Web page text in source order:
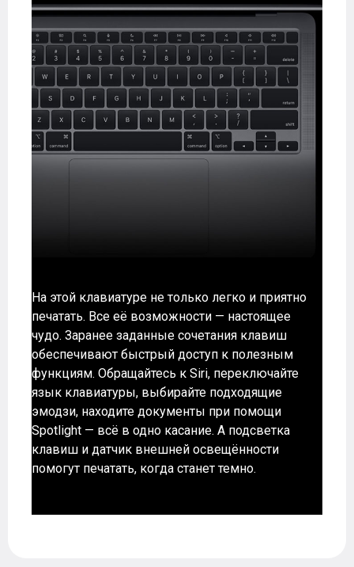
На этой клавиатуре не только легко и приятно
печатать. Все её возможности — настоящее
чудо. Заранее заданные сочетания клавиш
обеспечивают быстрый доступ к полезным
функциям. Обращайтесь к Siri, переключайте
язык клавиатуры, выбирайте подходящие
эмодзи, находите документы при помощи
Spotlight — всё в одно касание. А подсветка
клавиш и датчик внешней освещённости
помогут печатать, когда станет темно.